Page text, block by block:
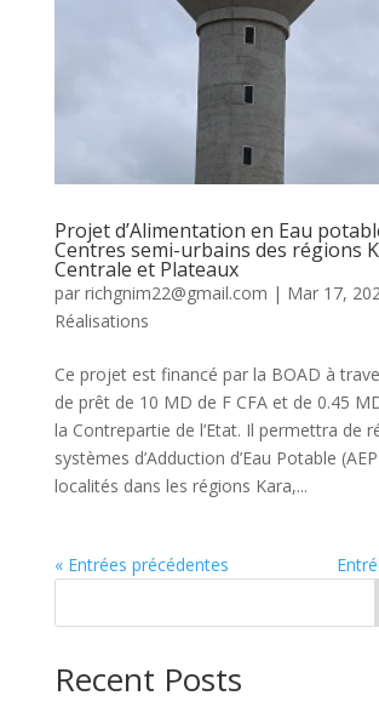
Projet d’Alimentation en Eau
Centres semi-urbains des régions
Centrale et Plateaux
par richgnim22@gmail.com | Mar 17,
Réalisations
Ce projet est financé par la BOAD à
de prêt de 10 MD de F CFA et de 0.45
la Contrepartie de l’Etat. Il permettra de
systèmes d’Adduction d’Eau Potable
localités dans les régions Kara,...
« Entrées précédentes
Recent Posts